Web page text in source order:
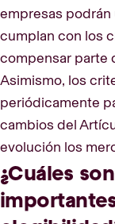
empresas
cumplan con los
compensar parte
Asimismo, los
periódicamente
cambios del
evolución los
¿Cuáles